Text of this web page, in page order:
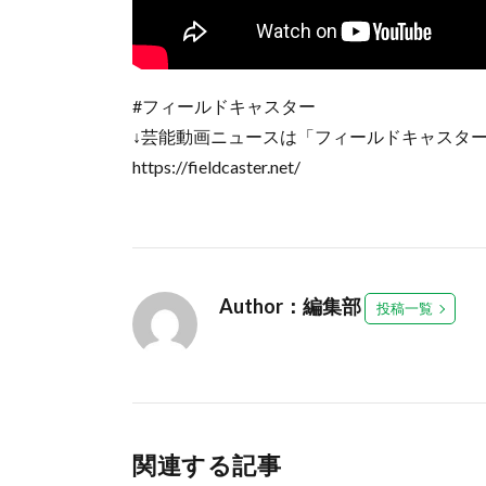
#フィールドキャスター
↓芸能動画ニュースは「フィールドキャスタ
https://fieldcaster.net/
Author：編集部 投稿一覧
関連する記事